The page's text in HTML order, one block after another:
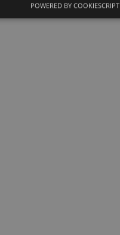
POWERED BY COOKIESCRIPT